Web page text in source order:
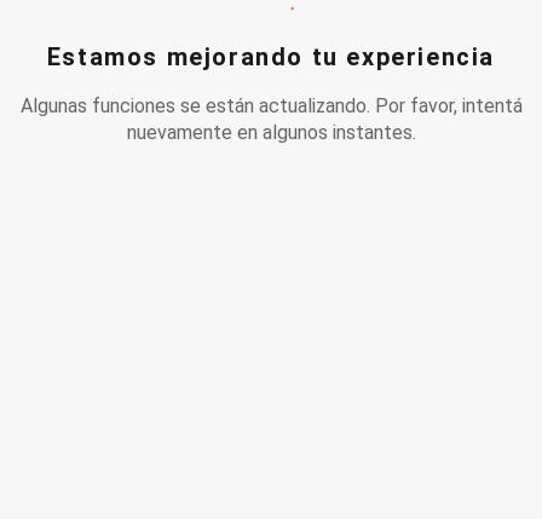
Estamos mejorando tu experiencia
Algunas funciones se están actualizando. Por favor, intentá
nuevamente en algunos instantes.